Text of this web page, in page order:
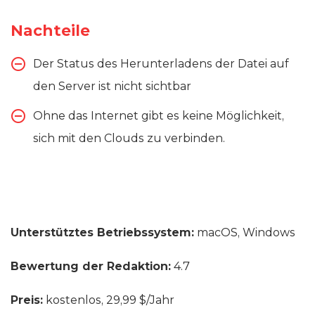
Nachteile
Der Status des Herunterladens der Datei auf
den Server ist nicht sichtbar
Ohne das Internet gibt es keine Möglichkeit,
sich mit den Clouds zu verbinden.
Unterstütztes Betriebssystem: macOS, Windows
Bewertung der Redaktion: 4.7
Preis: kostenlos, 29,99 $/Jahr